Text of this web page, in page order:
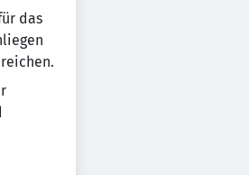
das